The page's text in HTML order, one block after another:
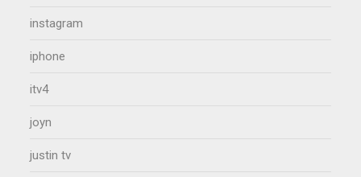
instagram
iphone
itv4
joyn
justin tv